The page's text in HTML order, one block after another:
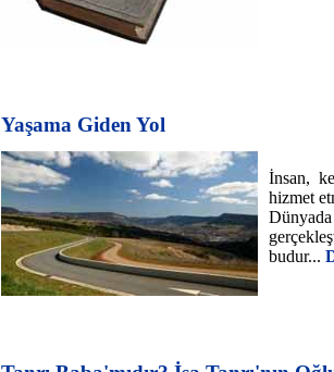
Yaşama Giden Yol
İnsan,
hizmet
budur...